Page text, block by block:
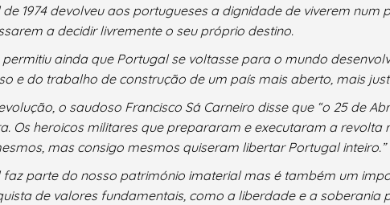
1974 devolveu aos portugueses a dignidade de viverem num
a decidir livremente o seu próprio destino.
permitiu ainda que Portugal se voltasse para o mundo
e do trabalho de construção de um país mais aberto, mais
o saudoso Francisco Sá Carneiro disse que “o 25 de
Os heroicos militares que prepararam e executaram a revolta
mas consigo mesmos quiseram libertar Portugal inteiro.”
faz parte do nosso património imaterial mas é também um
de valores fundamentais, como a liberdade e a soberania